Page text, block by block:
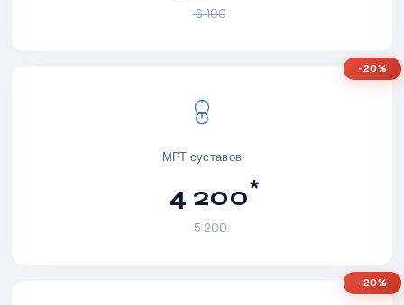
6 100
МРТ суставов
4 200*
5 200
-20%
-20%